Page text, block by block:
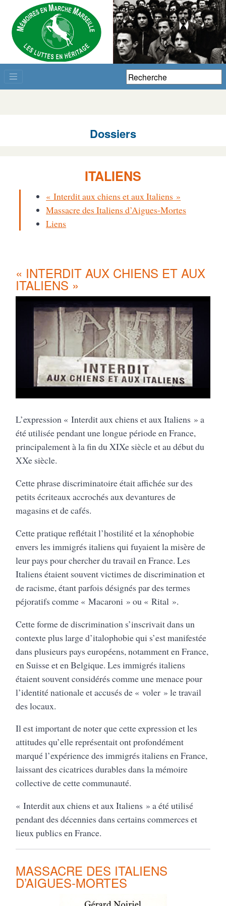
Dossiers
ITALIENS
« Interdit aux chiens et aux Italiens »
Massacre des Italiens d’Aigues-Mortes
Liens
« INTERDIT AUX CHIENS ET AUX
ITALIENS »
L’expression « Interdit aux chiens et aux Italiens » a
été utilisée pendant une longue période en France,
principalement à la fin du XIXe siècle et au début du
XXe siècle.
Cette phrase discriminatoire était affichée sur des
petits écriteaux accrochés aux devantures de
magasins et de cafés.
Cette pratique reflétait l’hostilité et la xénophobie
envers les immigrés italiens qui fuyaient la misère de
leur pays pour chercher du travail en France. Les
Italiens étaient souvent victimes de discrimination et
de racisme, étant parfois désignés par des termes
péjoratifs comme « Macaroni » ou « Rital ».
Cette forme de discrimination s’inscrivait dans un
contexte plus large d’italophobie qui s’est manifestée
dans plusieurs pays européens, notamment en France,
en Suisse et en Belgique. Les immigrés italiens
étaient souvent considérés comme une menace pour
l’identité nationale et accusés de « voler » le travail
des locaux.
Il est important de noter que cette expression et les
attitudes qu’elle représentait ont profondément
marqué l’expérience des immigrés italiens en France,
laissant des cicatrices durables dans la mémoire
collective de cette communauté.
« Interdit aux chiens et aux Italiens » a été utilisé
pendant des décennies dans certains commerces et
lieux publics en France.
MASSACRE DES ITALIENS
D’AIGUES-MORTES